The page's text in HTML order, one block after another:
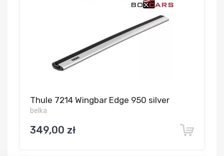
Thule 7214 Wingbar Edge 950 silver
belka
349,00 zł